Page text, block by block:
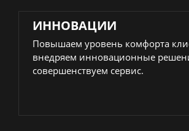
ИННОВАЦИИ
Повышаем уровень комфорта
внедряем инновационные
совершенствуем сервис.